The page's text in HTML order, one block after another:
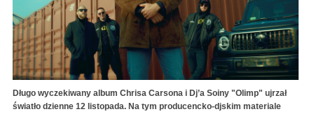
Długo wyczekiwany album Chrisa Carsona i Dj’a Soiny "Olimp" ujrzał
światło dzienne 12 listopada. Na tym producencko-djskim materiale